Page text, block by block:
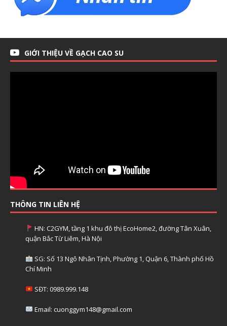
GIỚI THIỆU VỀ GẠCH CAO SU
THÔNG TIN LIÊN HỆ
HN: C2GYM, tầng 1 khu đô thị EcoHome2, đường Tân Xuân,
quận Bắc Từ Liêm, Hà Nội
SG: Số 13 Ngô Nhân Tịnh, Phường 1, Quận 6, Thành phố Hồ
Chí Minh
SĐT: 0989.999.148
Email: cuonggym148@gmail.com